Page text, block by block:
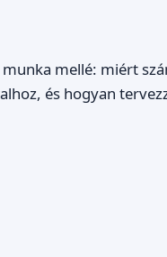
munka mellé: miért
és hogyan